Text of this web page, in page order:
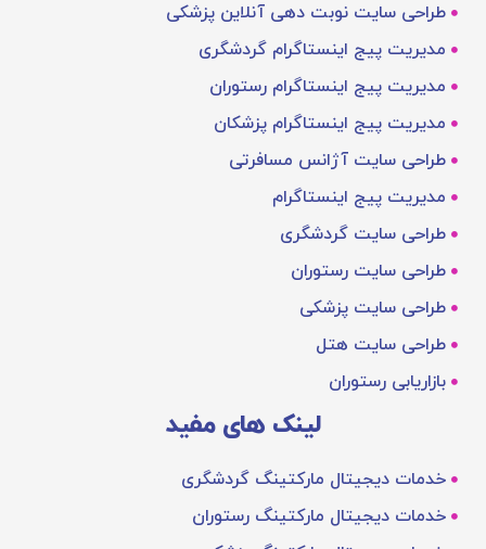
طراحی سایت نوبت دهی آنلاین پزشکی
مدیریت پیج اینستاگرام گردشگری
مدیریت پیج اینستاگرام رستوران
مدیریت پیج اینستاگرام پزشکان
طراحی سایت آژانس مسافرتی
مدیریت پیج اینستاگرام
طراحی سایت گردشگری
طراحی سایت رستوران
طراحی سایت پزشکی
طراحی سایت هتل
بازاریابی رستوران
لینک های مفید
خدمات دیجیتال مارکتینگ گردشگری
خدمات دیجیتال مارکتینگ رستوران